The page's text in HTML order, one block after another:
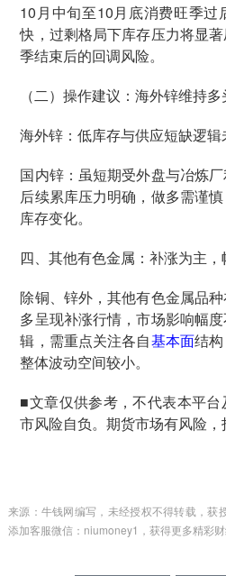
10月中旬至10月底消费旺季过
快，过剩格局下库存压力将显
季结束后的回调风险。
（二）操作建议：海外锌维持
海外锌：低库存与供应短缺逻辑
国内锌：虽短期受外盘与冶炼
后续累库压力明确，做多需谨
库存变化。
四、其他有色金属：补涨为主，
除铜、锌外，其他有色金属品
多呈现补涨行情，市场影响幅
辑，需重点关注各自基本面结
整体波动空间较小。
■文章仅供参考，不代表本平
市风险自负。期货市场有风险，
来源：牛钱网编写，未经授权不得转载，获
添加客服微信：niumoney1，获得更多精彩财